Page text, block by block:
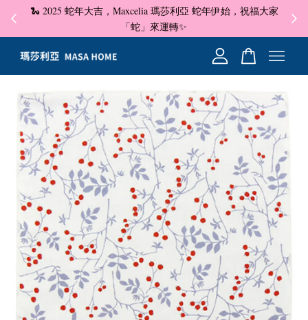
🐍 2025 蛇年大吉，Maxcelia 瑪莎利亞 蛇年伊始，祝福大家
「蛇」來運轉✨
✦
您的購物車目前還是空的。
繼續購物